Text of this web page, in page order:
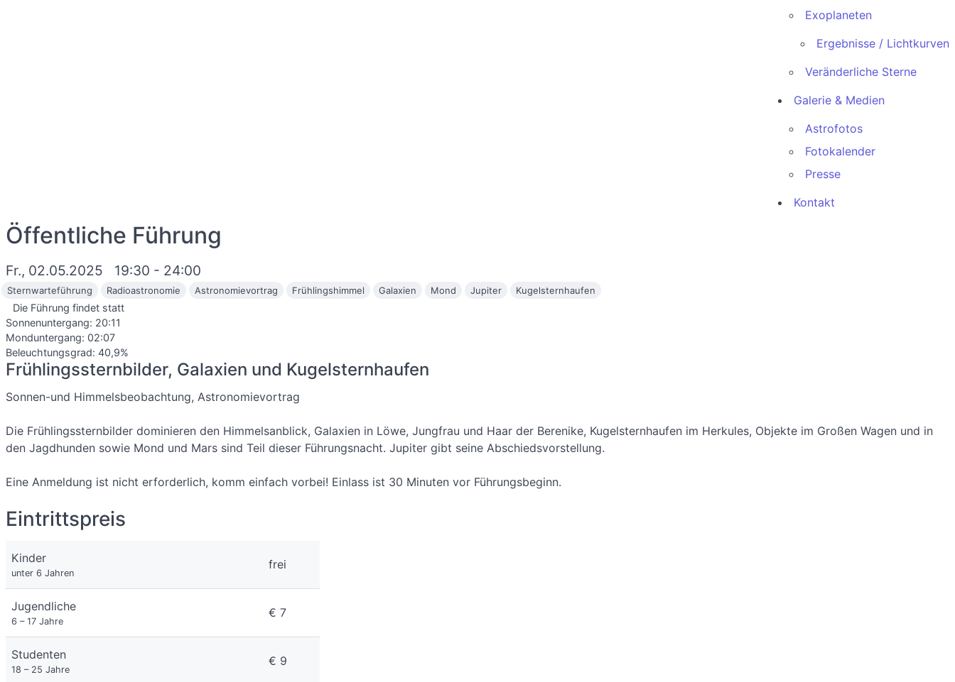
Exoplaneten
Ergebnisse / Lichtkurven
Veränderliche Sterne
Galerie & Medien
Astrofotos
Fotokalender
Presse
Kontakt
Öffentliche Führung
Fr., 02.05.2025 19:30 - 24:00
Sternwarteführung Radioastronomie Astronomievortrag Frühlingshimmel Galaxien Mond Jupiter Kugelsternhaufen
Die Führung findet statt
Sonnenuntergang: 20:11
Monduntergang: 02:07
Beleuchtungsgrad: 40,9%
Frühlingssternbilder, Galaxien und Kugelsternhaufen
Sonnen-und Himmelsbeobachtung, Astronomievortrag
Die Frühlingssternbilder dominieren den Himmelsanblick, Galaxien in Löwe, Jungfrau und Haar der Berenike, Kugelsternhaufen im Herkules, Objekte im Großen Wagen und in
den Jagdhunden sowie Mond und Mars sind Teil dieser Führungsnacht. Jupiter gibt seine Abschiedsvorstellung.
Eine Anmeldung ist nicht erforderlich, komm einfach vorbei! Einlass ist 30 Minuten vor Führungsbeginn.
Eintrittspreis
Kinder
unter 6 Jahren
frei
Jugendliche
6 – 17 Jahre
€ 7
Studenten
18 – 25 Jahre
€ 9